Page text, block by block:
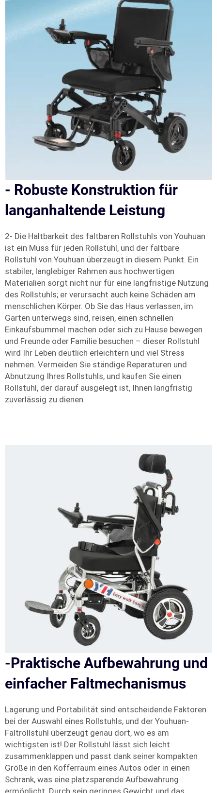
- Robuste Konstruktion für
langanhaltende Leistung
2- Die Haltbarkeit des faltbaren Rollstuhls von Youhuan
ist ein Muss für jeden Rollstuhl, und der faltbare
Rollstuhl von Youhuan überzeugt in diesem Punkt. Ein
stabiler, langlebiger Rahmen aus hochwertigen
Materialien sorgt nicht nur für eine langfristige Nutzung
des Rollstuhls; er verursacht auch keine Schäden am
menschlichen Körper. Ob Sie das Haus verlassen, im
Garten unterwegs sind, reisen, einen schnellen
Einkaufsbummel machen oder sich zu Hause bewegen
und Freunde oder Familie besuchen – dieser Rollstuhl
wird Ihr Leben deutlich erleichtern und viel Stress
nehmen. Vermeiden Sie ständige Reparaturen und
Abnutzung Ihres Rollstuhls, und kaufen Sie einen
Rollstuhl, der darauf ausgelegt ist, Ihnen langfristig
zuverlässig zu dienen.
-Praktische Aufbewahrung und
einfacher Faltmechanismus
Lagerung und Portabilität sind entscheidende Faktoren
bei der Auswahl eines Rollstuhls, und der Youhuan-
Faltrollstuhl überzeugt genau dort, wo es am
wichtigsten ist! Der Rollstuhl lässt sich leicht
zusammenklappen und passt dank seiner kompakten
Größe in den Kofferraum eines Autos oder in einen
Schrank, was eine platzsparende Aufbewahrung
ermöglicht. Durch sein geringes Gewicht und das